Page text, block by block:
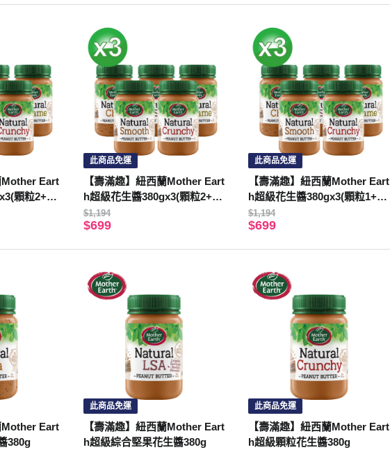
Mother Eart
顆粒2+奇
此商品免運
【壽滿趣】紐西蘭Mother Eart
h超級花生醬380gx3(顆粒2+絲
滑1)
$1,194
$699
此商品免運
【壽滿趣】紐西蘭Mother Eart
h超級花生醬380gx3(顆粒1+奇
亞籽2)
$1,194
$699
Mother Eart
380g
此商品免運
【壽滿趣】紐西蘭Mother Eart
h超級綜合堅果花生醬380g
此商品免運
【壽滿趣】紐西蘭Mother Eart
h超級顆粒花生醬380g